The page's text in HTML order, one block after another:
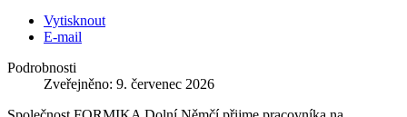
Vytisknout
E-mail
Podrobnosti
Zveřejněno: 9. červenec 2026